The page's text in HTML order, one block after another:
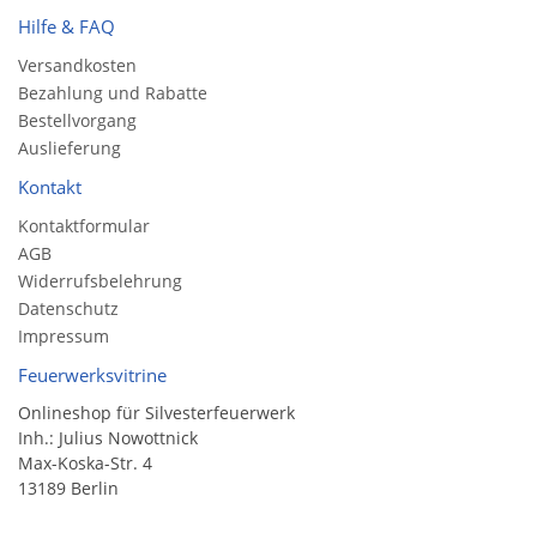
Hilfe & FAQ
Versandkosten
Bezahlung und Rabatte
Bestellvorgang
Auslieferung
Kontakt
Kontaktformular
AGB
Widerrufsbelehrung
Datenschutz
Impressum
Feuerwerksvitrine
Onlineshop für Silvesterfeuerwerk
Inh.: Julius Nowottnick
Max-Koska-Str. 4
13189 Berlin